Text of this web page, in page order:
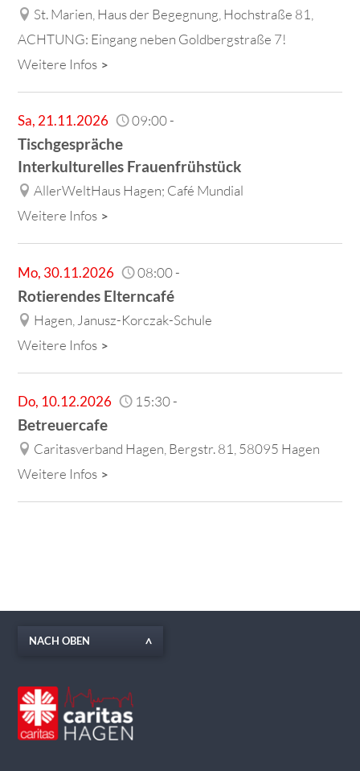
St. Marien, Haus der Begegnung, Hochstraße 81,
ACHTUNG: Eingang neben Goldbergstraße 7!
Weitere Infos
Sa, 21.11.2026 09:00-
Tischgespräche
Interkulturelles Frauenfrühstück
AllerWeltHaus Hagen; Café Mundial
Weitere Infos
Mo, 30.11.2026 08:00-
Rotierendes Elterncafé
Hagen, Janusz-Korczak-Schule
Weitere Infos
Do, 10.12.2026 15:30-
Betreuercafe
Caritasverband Hagen, Bergstr. 81, 58095 Hagen
Weitere Infos
NACH OBEN